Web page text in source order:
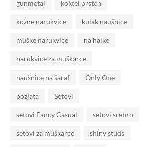
gunmetal koktel prsten
kožne narukvice kulak naušnice
muške narukvice na halke
narukvice za muškarce
naušnice na šaraf Only One
pozlata Setovi
setovi Fancy Casual setovi srebro
setovi za muškarce shiny studs